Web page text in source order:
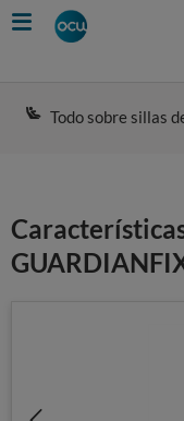
Skip
to
Todo sobre sillas